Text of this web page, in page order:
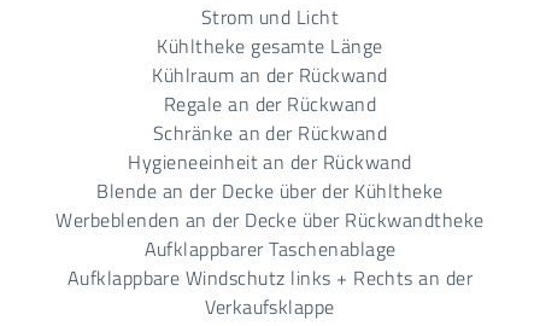
Strom und Licht
Kühltheke gesamte Länge
Kühlraum an der Rückwand
Regale an der Rückwand
Schränke an der Rückwand
Hygieneeinheit an der Rückwand
Blende an der Decke über der Kühltheke
Werbeblenden an der Decke über Rückwandtheke
Aufklappbarer Taschenablage
Aufklappbare Windschutz links + Rechts an der
Verkaufsklappe